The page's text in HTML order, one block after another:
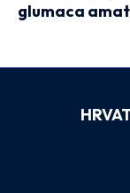
glumaca